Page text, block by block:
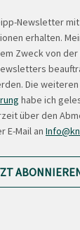
Newsletter
erhalten.
Zweck von der
Die weiteren
habe ich
über den
E-Mail an